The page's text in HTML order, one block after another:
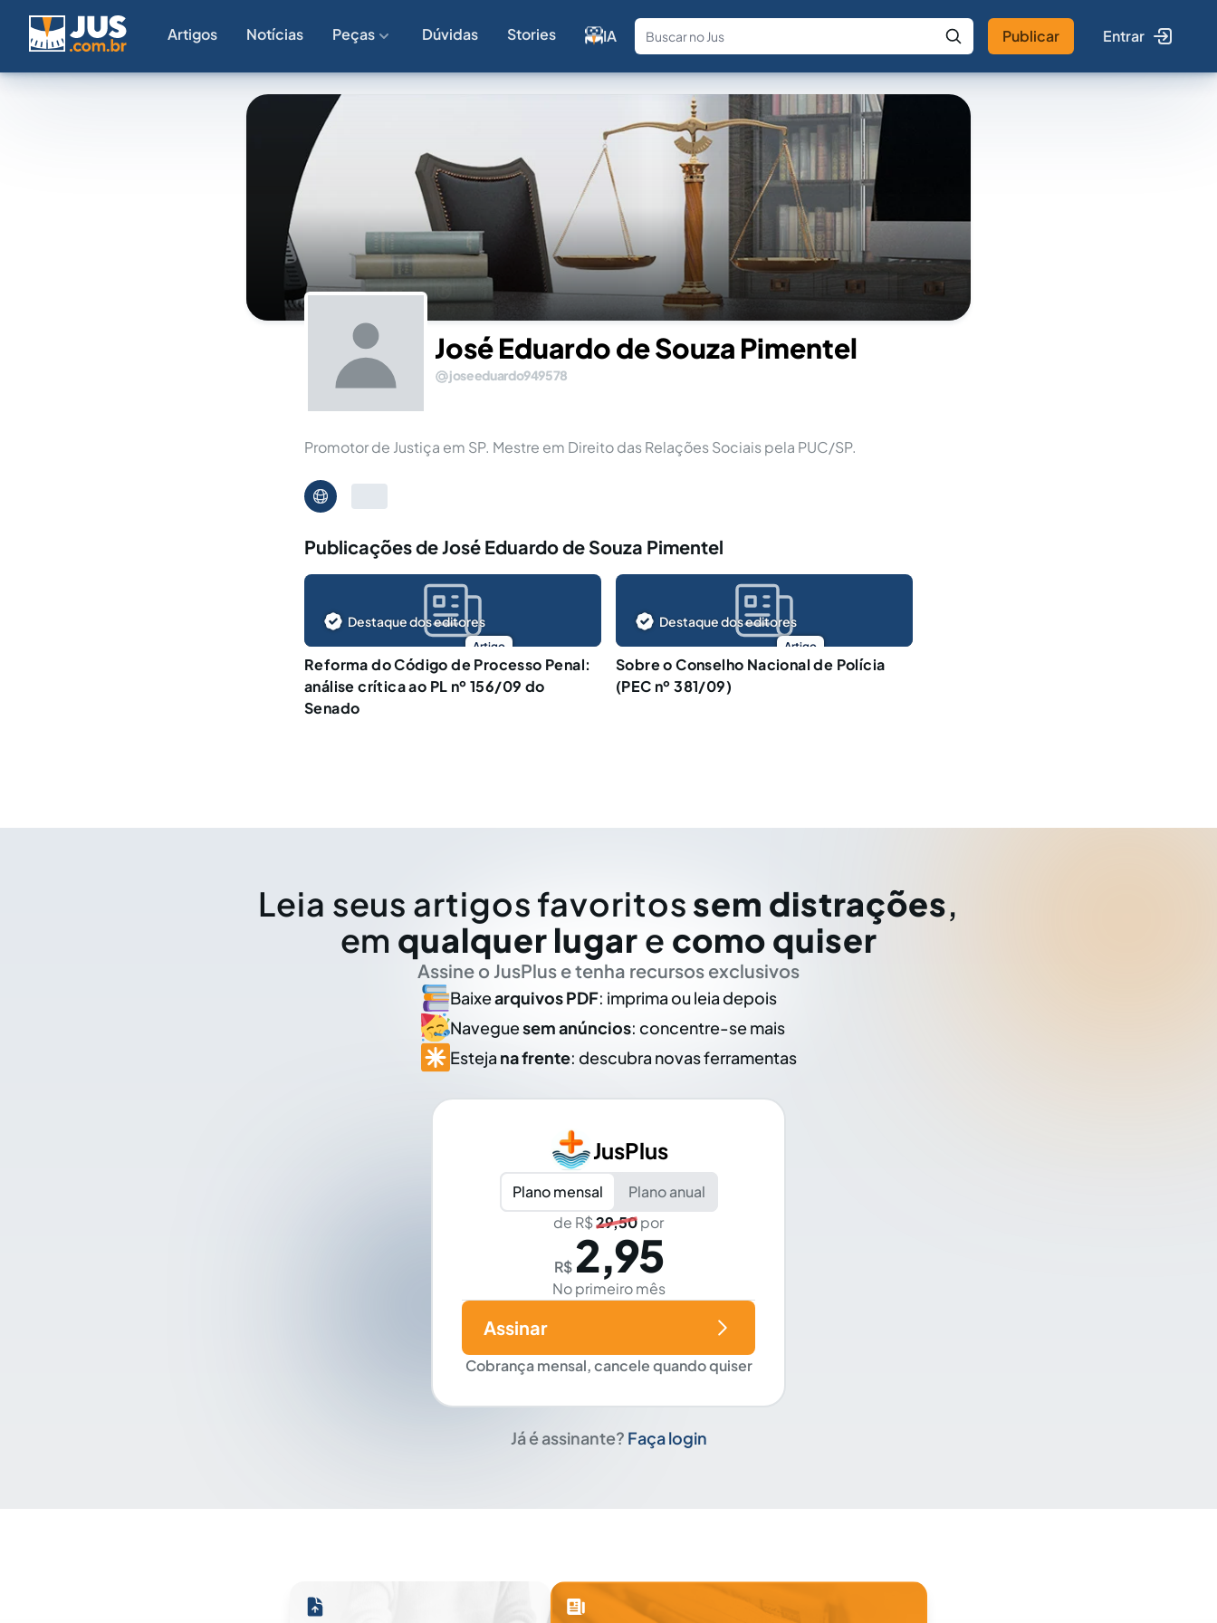
Artigos Notícias Peças Dúvidas Stories IA
Fale com a IA Buscar no Jus
Publicar Entrar
José Eduardo de Souza Pimentel
joseeduardo949578
Promotor de Justiça em SP. Mestre em Direito das Relações Sociais pela PUC/SP.
Publicações de José Eduardo de Souza Pimentel
Artigo
Destaque dos editores
Reforma do Código de Processo Penal:
análise crítica ao PL nº 156/09 do
Senado
Artigo
Destaque dos editores
Sobre o Conselho Nacional de Polícia
(PEC nº 381/09)
Leia seus artigos favoritos sem distrações,
em qualquer lugar e como quiser
Assine o JusPlus e tenha recursos exclusivos
Baixearquivos PDF: imprima ou leia depois
Naveguesem anúncios: concentre-se mais
Esteja na frente: descubra novas ferramentas
JusPlus
Plano mensal
Plano anual
de R$29,50por
R$ 2,95
No primeiro mês
Cobrança mensal, cancele quando quiser
Assinar
Já é assinante? Faça login